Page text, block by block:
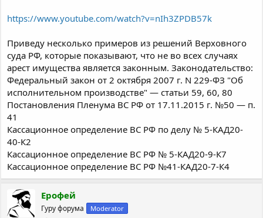
https://www.youtube.com/watch?v=nIh3ZPDB57k
Приведу несколько примеров из решений Верховного
суда РФ, которые показывают, что не во всех случаях
арест имущества является законным. Законодательство:
Федеральный закон от 2 октября 2007 г. N 229-ФЗ "Об
исполнительном производстве" — статьи 59, 60, 80
Постановления Пленума ВС РФ от 17.11.2015 г. №50 — п.
41
Кассационное определение ВС РФ по делу № 5-КАД20-
40-К2
Кассационное определение ВС РФ № 5-КАД20-9-К7
Кассационное определение ВС РФ №41-КАД20-7-К4
Ерофей
Гуру форума Moderator